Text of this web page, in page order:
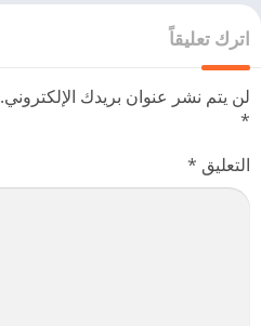
اترك تعليقاً
لن يتم نشر عنوان بريدك الإلكتروني.
*
التعليق *